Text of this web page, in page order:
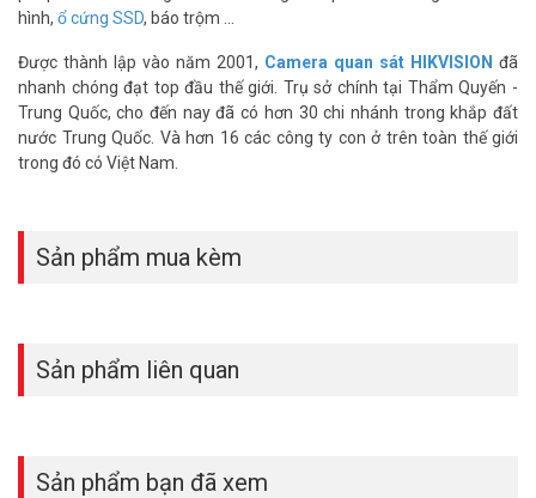
Để cập nhật thông tin giá bán thiết bị báo động Hikvision xin vui
khảo thêm hình ảnh tạiFacebook Vuhoangtelecomnhé.
hình, ổ cứng SSD, báo trộm ...
Được thành lập vào năm 2001, Camera quan sát HIKVISION đã
nhanh chóng đạt top đầu thế giới. Trụ sở chính tại Thẩm Quyến -
Trung Quốc, cho đến nay đã có hơn 30 chi nhánh trong khắp đất
nước Trung Quốc. Và hơn 16 các công ty con ở trên toàn thế giới
trong đó có Việt Nam.
Sản phẩm mua kèm
Sản phẩm liên quan
Sản phẩm bạn đã xem